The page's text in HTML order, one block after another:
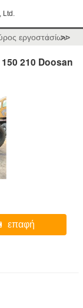
Ltd.
εργοστασίων
>>
210 Doosan
επαφή